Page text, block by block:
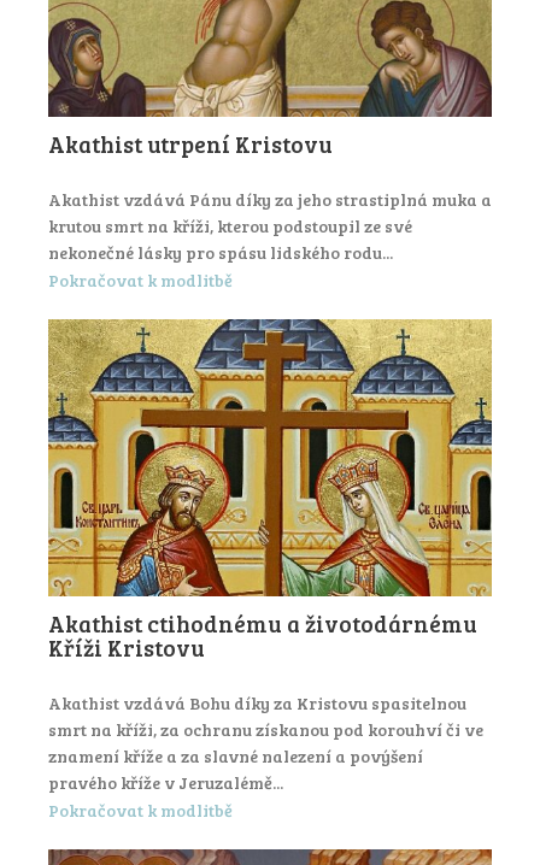
Akathist utrpení Kristovu
Akathist vzdává Pánu díky za jeho strastiplná muka a
krutou smrt na kříži, kterou podstoupil ze své
nekonečné lásky pro spásu lidského rodu...
Pokračovat k modlitbě
Akathist ctihodnému a životodárnému
Kříži Kristovu
Akathist vzdává Bohu díky za Kristovu spasitelnou
smrt na kříži, za ochranu získanou pod korouhví či ve
znamení kříže a za slavné nalezení a povýšení
pravého kříže v Jeruzalémě...
Pokračovat k modlitbě